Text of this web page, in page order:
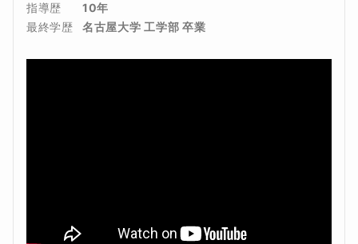
指導歴
10年
最終学歴
名古屋大学 工学部 卒業